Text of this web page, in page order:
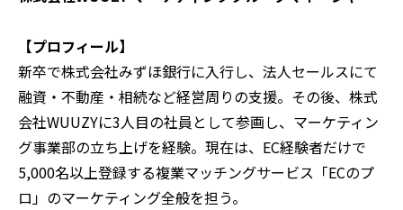
【プロフィール】
新卒で株式会社みずほ銀行に入行し、法人セールスにて
融資・不動産・相続など経営周りの支援。その後、株式
会社WUUZYに3人目の社員として参画し、マーケティン
グ事業部の立ち上げを経験。現在は、EC経験者だけで
5,000名以上登録する複業マッチングサービス「ECのプ
ロ」のマーケティング全般を担う。